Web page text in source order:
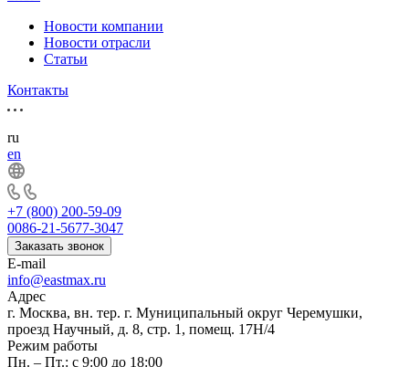
Новости компании
Новости отрасли
Статьи
Контакты
ru
en
+7 (800) 200-59-09
0086-21-5677-3047
Заказать звонок
E-mail
info@eastmax.ru
Адрес
г. Москва, вн. тер. г. Муниципальный округ Черемушки,
проезд Научный, д. 8, стр. 1, помещ. 17Н/4
Режим работы
Пн. – Пт.: с 9:00 до 18:00